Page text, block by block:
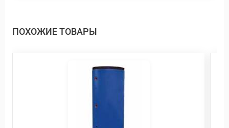
ПОХОЖИЕ ТОВАРЫ